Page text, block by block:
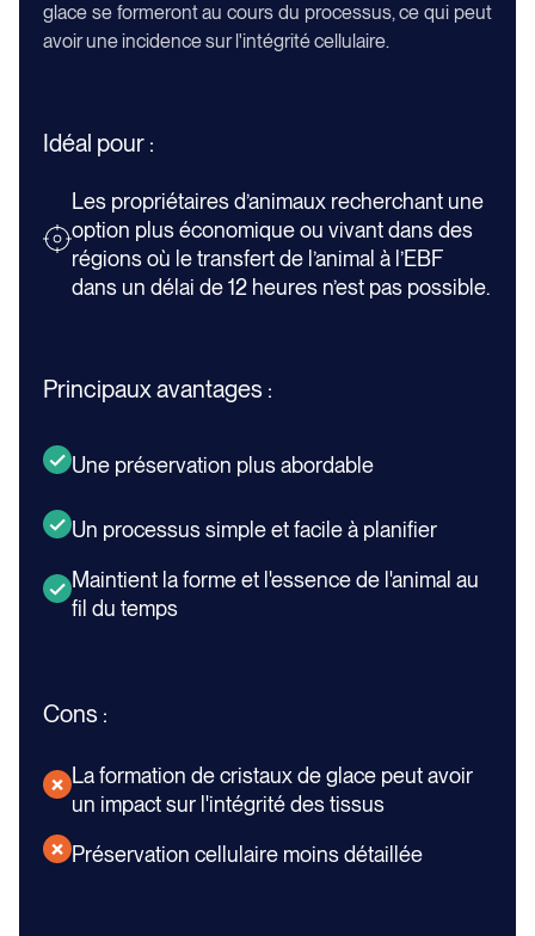
glace se formeront au cours du processus, ce qui peut
avoir une incidence sur l'intégrité cellulaire.
Idéal pour :
Les propriétaires d’animaux recherchant une
option plus économique ou vivant dans des
régions où le transfert de l’animal à l’EBF
dans un délai de 12 heures n’est pas possible.
Principaux avantages :
Une préservation plus abordable
Un processus simple et facile à planifier
Maintient la forme et l'essence de l'animal au
fil du temps
Cons :
La formation de cristaux de glace peut avoir
un impact sur l'intégrité des tissus
Préservation cellulaire moins détaillée